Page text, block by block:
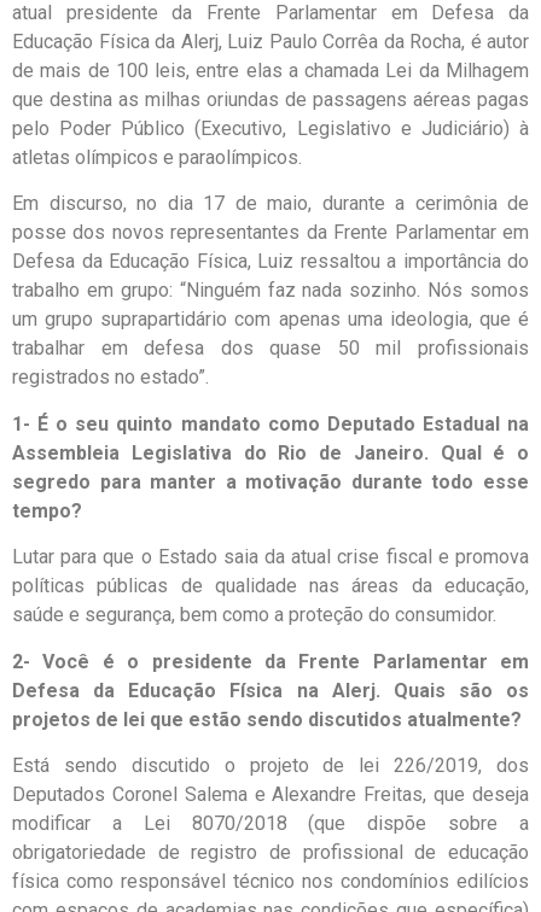
atual presidente da Frente Parlamentar em Defesa da
Educação Física da Alerj, Luiz Paulo Corrêa da Rocha, é autor
de mais de 100 leis, entre elas a chamada Lei da Milhagem
que destina as milhas oriundas de passagens aéreas pagas
pelo Poder Público (Executivo, Legislativo e Judiciário) à
atletas olímpicos e paraolímpicos.
Em discurso, no dia 17 de maio, durante a cerimônia de
posse dos novos representantes da Frente Parlamentar em
Defesa da Educação Física, Luiz ressaltou a importância do
trabalho em grupo: “Ninguém faz nada sozinho. Nós somos
um grupo suprapartidário com apenas uma ideologia, que é
trabalhar em defesa dos quase 50 mil profissionais
registrados no estado”.
1- É o seu quinto mandato como Deputado Estadual na
Assembleia Legislativa do Rio de Janeiro. Qual é o
segredo para manter a motivação durante todo esse
tempo?
Lutar para que o Estado saia da atual crise fiscal e promova
políticas públicas de qualidade nas áreas da educação,
saúde e segurança, bem como a proteção do consumidor.
2- Você é o presidente da Frente Parlamentar em
Defesa da Educação Física na Alerj. Quais são os
projetos de lei que estão sendo discutidos atualmente?
Está sendo discutido o projeto de lei 226/2019, dos
Deputados Coronel Salema e Alexandre Freitas, que deseja
modificar a Lei 8070/2018 (que dispõe sobre a
obrigatoriedade de registro de profissional de educação
física como responsável técnico nos condomínios edilícios